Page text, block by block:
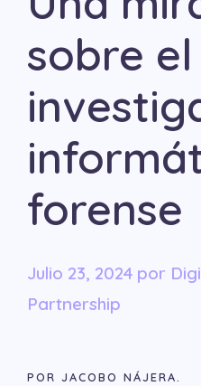
sobre
forense
julio 23, 2024 por
Partnership
POR JACOBO NÁJERA.